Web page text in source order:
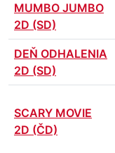
MUMBO JUMBO
2D (SD)
DEŇ ODHALENIA
2D (SD)
SCARY MOVIE
2D (ČD)